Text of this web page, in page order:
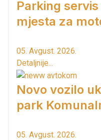
Parking
mjesta za
05. Avgust. 2026.
Detaljnije...
Novo vozilo
park
05. Avgust. 2026.